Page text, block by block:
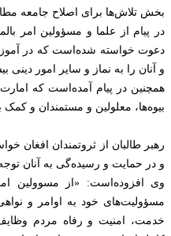
بخش تلاش‌ها برای اصلاح جامعه
در پیام از علما و مسؤولین امر
دعوت خواسته شده‌است که در
و آنان را به نماز و سایر امور دینی
همچنین در پیام آمده‌است که
بیوه‌ها، معلولین و مستمندان و کمک
رهبر طالبان از ثروتمندان افغان
و در حمایت و رسیده‌گی به آنان
وی افزوده‌است: «از مسوولین
مسؤولیت‌های خود به اوامر و
خدمت، امنیت و رفاه مردم